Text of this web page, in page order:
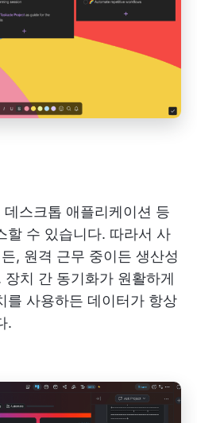
스크톱 애플리케이션 등
할 수 있습니다. 따라서 사
, 원격 근무 중이든 생산성
치 간 동기화가 원활하게
를 사용하든 데이터가 항상
.